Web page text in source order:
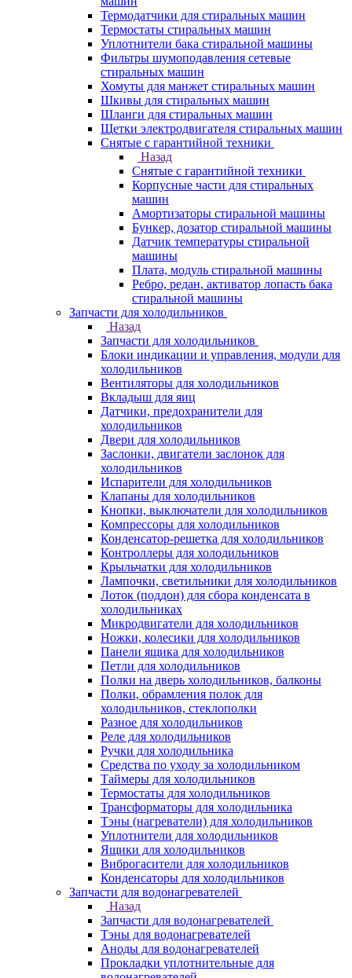
Термодатчики для стиральных машин
Термостаты стиральных машин
Уплотнители бака стиральной машины
Фильтры шумоподавления сетевые
стиральных машин
Хомуты для манжет стиральных машин
Шкивы для стиральных машин
Шланги для стиральных машин
Щетки электродвигателя стиральных машин
Снятые с гарантийной техники
Назад
Снятые с гарантийной техники
Корпусные части для стиральных
машин
Амортизаторы стиральной машины
Бункер, дозатор стиральной машины
Датчик температуры стиральной
машины
Плата, модуль стиральной машины
Ребро, редан, активатор лопасть бака
стиральной машины
Запчасти для холодильников
Назад
Запчасти для холодильников
Блоки индикации и управления, модули для
холодильников
Вентиляторы для холодильников
Вкладыш для яиц
Датчики, предохранители для
холодильников
Двери для холодильников
Заслонки, двигатели заслонок для
холодильников
Испарители для холодильников
Клапаны для холодильников
Кнопки, выключатели для холодильников
Компрессоры для холодильников
Конденсатор-решетка для холодильников
Контроллеры для холодильников
Крыльчатки для холодильников
Лампочки, светильники для холодильников
Лоток (поддон) для сбора конденсата в
холодильниках
Микродвигатели для холодильников
Ножки, колесики для холодильников
Панели ящика для холодильников
Петли для холодильников
Полки на дверь холодильников, балконы
Полки, обрамления полок для
холодильников, стеклополки
Разное для холодильников
Реле для холодильников
Ручки для холодильника
Средства по уходу за холодильником
Таймеры для холодильников
Термостаты для холодильников
Трансформаторы для холодильника
Тэны (нагреватели) для холодильников
Уплотнители для холодильников
Ящики для холодильников
Виброгасители для холодильников
Конденсаторы для холодильников
Запчасти для водонагревателей
Назад
Запчасти для водонагревателей
Тэны для водонагревателей
Аноды для водонагревателей
Прокладки уплотнительные для